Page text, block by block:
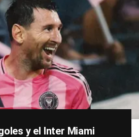
y el Inter Miami